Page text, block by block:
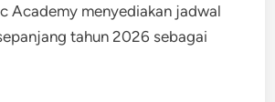
Academy menyediakan jadwal
tahun 2026 sebagai